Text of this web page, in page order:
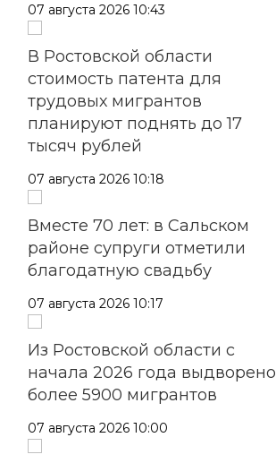
07 августа 2026 10:43
В Ростовской области
стоимость патента для
трудовых мигрантов
планируют поднять до 17
тысяч рублей
07 августа 2026 10:18
Вместе 70 лет: в Сальском
районе супруги отметили
благодатную свадьбу
07 августа 2026 10:17
Из Ростовской области с
начала 2026 года выдворено
более 5900 мигрантов
07 августа 2026 10:00